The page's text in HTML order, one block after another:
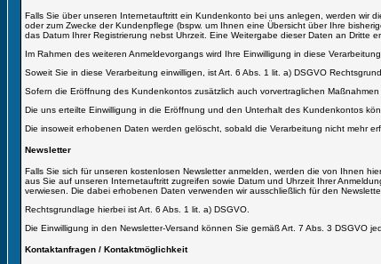
Falls Sie über unseren Internetauftritt ein Kundenkonto bei uns anlegen, werden wir
oder zum Zwecke der Kundenpflege (bspw. um Ihnen eine Übersicht über Ihre
das Datum Ihrer Registrierung nebst Uhrzeit. Eine Weitergabe dieser Daten an Dritte
Im Rahmen des weiteren Anmeldevorgangs wird Ihre Einwilligung in diese
Soweit Sie in diese Verarbeitung einwilligen, ist Art. 6 Abs. 1 lit. a) DSGVO
Sofern die Eröffnung des Kundenkontos zusätzlich auch vorvertraglichen
Die uns erteilte Einwilligung in die Eröffnung und den Unterhalt des Kundenkontos
Die insoweit erhobenen Daten werden gelöscht, sobald die Verarbeitung nicht mehr
Newsletter
Falls Sie sich für unseren kostenlosen Newsletter anmelden, werden die von Ihnen
aus Sie auf unseren Internetauftritt zugreifen sowie Datum und Uhrzeit Ihrer
verwiesen. Die dabei erhobenen Daten verwenden wir ausschließlich für den
Rechtsgrundlage hierbei ist Art. 6 Abs. 1 lit. a) DSGVO.
Die Einwilligung in den Newsletter-Versand können Sie gemäß Art. 7 Abs. 3 DSGVO
Kontaktanfragen / Kontaktmöglichkeit